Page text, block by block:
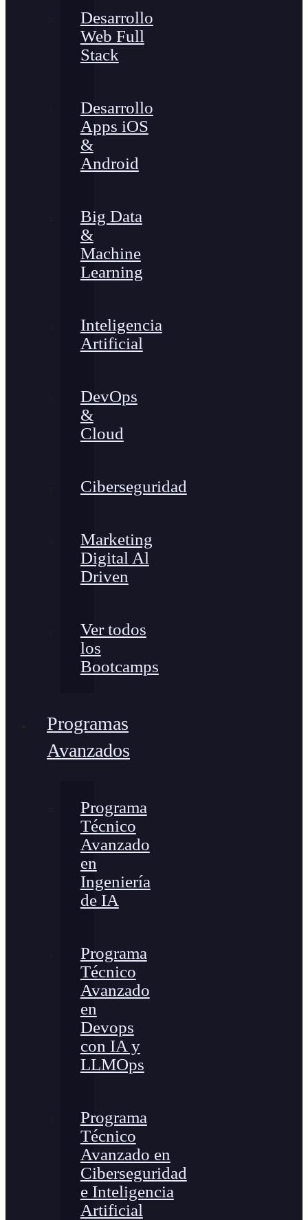
Desarrollo
Web Full
Stack
Desarrollo
Apps iOS
&
Android
Big Data
&
Machine
Learning
Inteligencia
Artificial
DevOps
&
Cloud
Ciberseguridad
Marketing
Digital Al
Driven
Ver todos
los
Bootcamps
Programas
Avanzados
Programa
Técnico
Avanzado
en
Ingeniería
de IA
Programa
Técnico
Avanzado
en
Devops
con IA y
LLMOps
Programa
Técnico
Avanzado en
Ciberseguridad
e Inteligencia
Artificial